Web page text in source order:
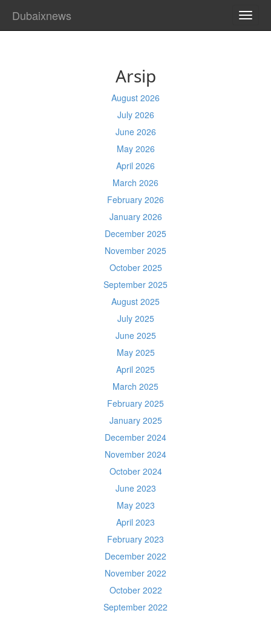
Dubaixnews
Arsip
August 2026
July 2026
June 2026
May 2026
April 2026
March 2026
February 2026
January 2026
December 2025
November 2025
October 2025
September 2025
August 2025
July 2025
June 2025
May 2025
April 2025
March 2025
February 2025
January 2025
December 2024
November 2024
October 2024
June 2023
May 2023
April 2023
February 2023
December 2022
November 2022
October 2022
September 2022